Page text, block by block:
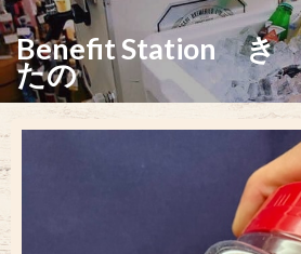
Benefit Station き
たの